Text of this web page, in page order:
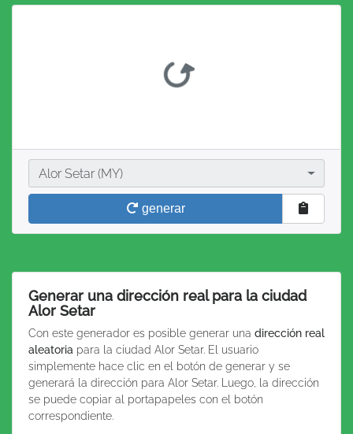
Ciudad
Alor Setar (MY)
generar
Generar una dirección real para la ciudad
Alor Setar
Con este generador es posible generar una dirección real
aleatoria para la ciudad Alor Setar. El usuario
simplemente hace clic en el botón de generar y se
generará la dirección para Alor Setar. Luego, la dirección
se puede copiar al portapapeles con el botón
correspondiente.